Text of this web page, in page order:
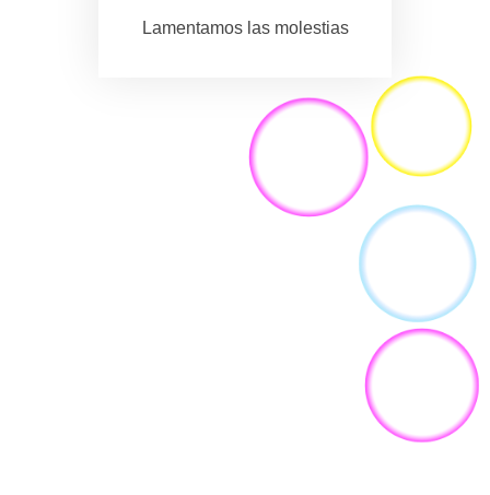
Lamentamos las molestias